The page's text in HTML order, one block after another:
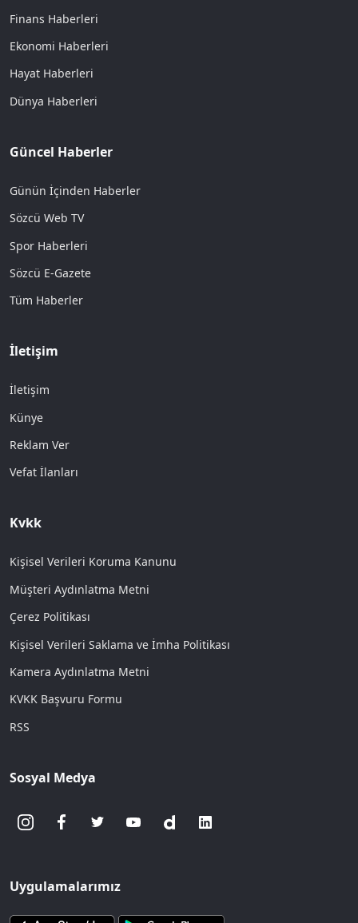
Finans Haberleri
Ekonomi Haberleri
Hayat Haberleri
Dünya Haberleri
Güncel Haberler
Günün İçinden Haberler
Sözcü Web TV
Spor Haberleri
Sözcü E-Gazete
Tüm Haberler
İletişim
İletişim
Künye
Reklam Ver
Vefat İlanları
Kvkk
Kişisel Verileri Koruma Kanunu
Müşteri Aydınlatma Metni
Çerez Politikası
Kişisel Verileri Saklama ve İmha Politikası
Kamera Aydınlatma Metni
KVKK Başvuru Formu
RSS
Sosyal Medya
Uygulamalarımız